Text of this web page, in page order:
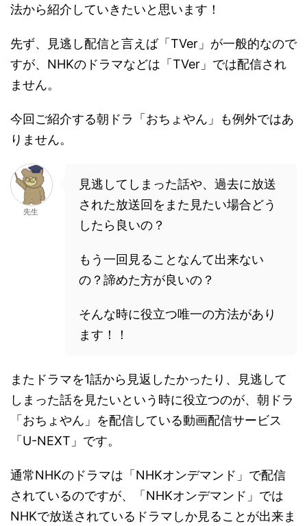
法から紹介していきたいと思います！
先ず、見逃し配信と言えば「TVer」が一般的なので
すが、NHKのドラマなどは「TVer」では配信され
ません。
今回ご紹介する朝ドラ「おちょやん」も例外ではあ
りません。
先生
見逃してしまった話や、過去に放送
された放送回をまた見たい場合どう
したら良いの？
もう一回見ることなんて出来ない
の？諦めた方が良いの？
そんな時に役立つ唯一の方法があり
ます！！
またドラマを1話から見返したかったり、見逃して
しまった話を見たいという時に役立つのが、朝ドラ
「おちょやん」を配信している動画配信サービス
「U-NEXT」です。
通常NHKのドラマは「NHKオンデマンド」で配信
されているのですが、「NHKオンデマンド」では
NHKで放送されているドラマしか見ることが出来ま